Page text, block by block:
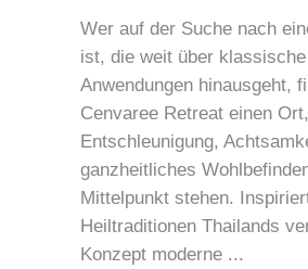
Wer auf der Suche nach
ist, die weit über
Anwendungen hinausgeht,
Cenvaree Retreat einen
Entschleunigung,
ganzheitliches
Mittelpunkt stehen.
Heiltraditionen Thailands
Konzept moderne